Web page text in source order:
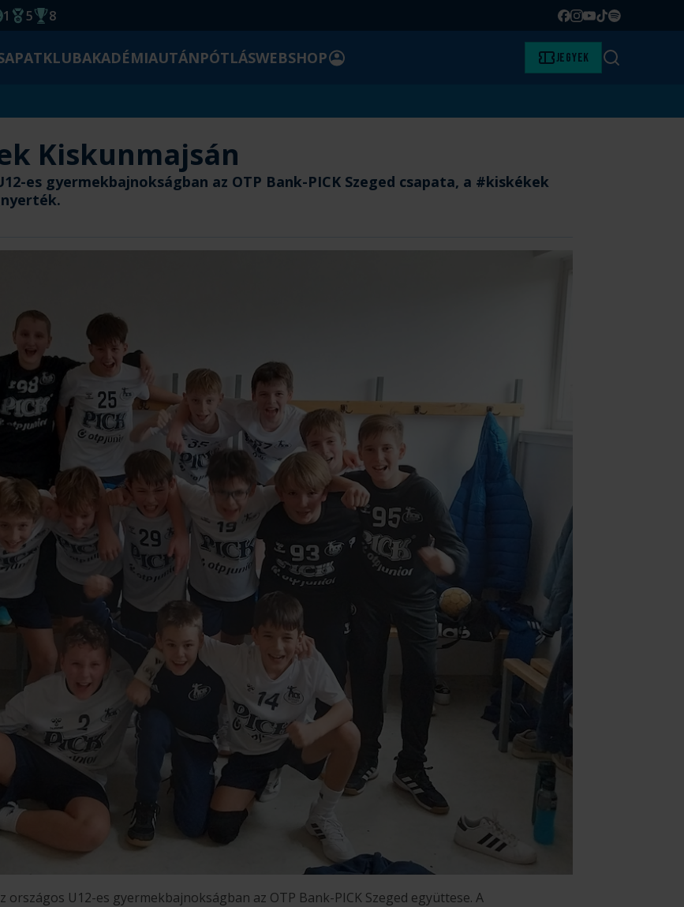
kupagyőzelem 2014
1
Magyar Bajnoki cím
5
Magyar-Kupa győzelem
8 Facebook
Instagram
YouTube
TikTok
Spotify
KLUBAKADÉMIAUTÁNPÓTLÁSWEBSHOPBELÉPÉS Jegyek Keresés
Kiskunmajsán
es gyermekbajnokságban az OTP Bank-PICK Szeged csapata, a #kiskékek
országos U12-es gyermekbajnokságban az OTP Bank-PICK Szeged együttese. A